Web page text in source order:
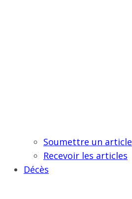
Soumettre un article
Recevoir les articles
Décès